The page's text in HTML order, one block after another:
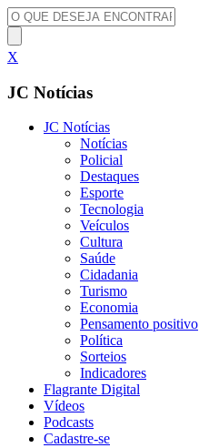
X
JC Notícias
JC Notícias
Notícias
Policial
Destaques
Esporte
Tecnologia
Veículos
Cultura
Saúde
Cidadania
Turismo
Economia
Pensamento positivo
Política
Sorteios
Indicadores
Flagrante Digital
Vídeos
Podcasts
Cadastre-se